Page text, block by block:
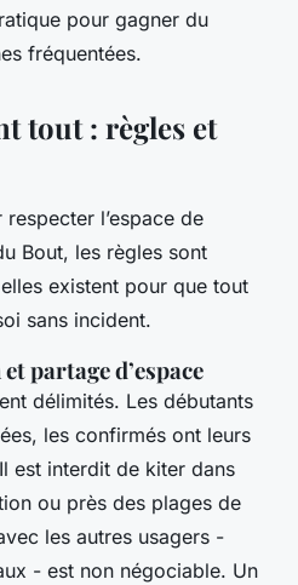
pour gagner du
fréquentées.
tout : règles et
respecter l’espace de
Bout, les règles sont
existent pour que tout
sans incident.
partage d’espace
délimités. Les débutants
les confirmés ont leurs
est interdit de kiter dans
ou près des plages de
les autres usagers -
- est non négociable. Un